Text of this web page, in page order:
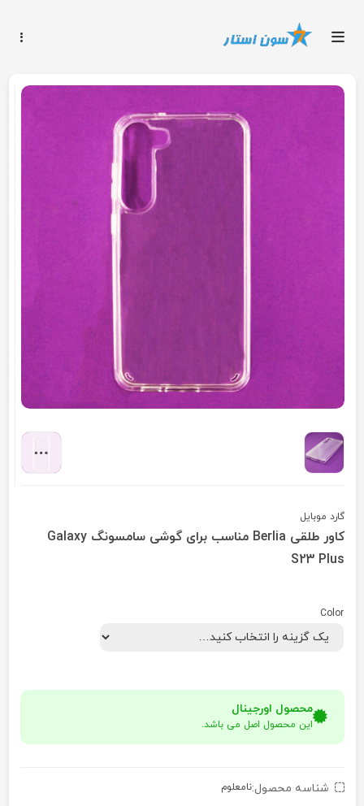
گارد موبایل
کاور طلقی Berlia مناسب برای گوشی سامسونگ Galaxy
S23 Plus
Color
محصول اورجینال
این محصول اصل می باشد.
شناسه محصول:نامعلوم